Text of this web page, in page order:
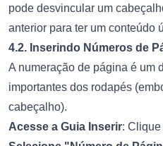
pode desvincular um
anterior para ter um conteúdo
4.2. Inserindo Números de
A numeração de página é um
importantes dos rodapés
cabeçalho).
Acesse a Guia Inserir: Clique